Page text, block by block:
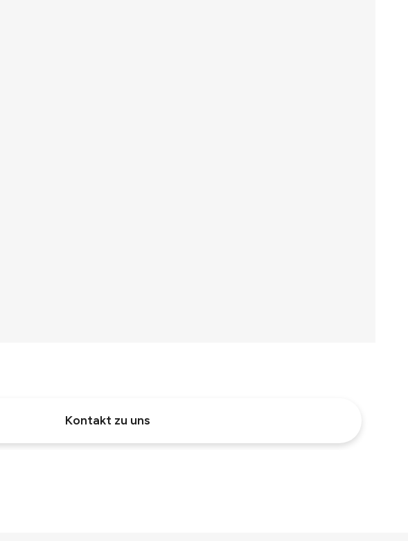
Kontakt zu uns